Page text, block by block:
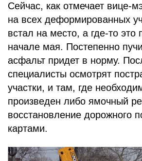
Сейчас, как отмечает вице-
на всех деформированных
встал на место, а где-то это
начале мая. Постепенно
асфальт придет в норму.
специалисты осмотрят
участки, и там, где
произведен либо ямочный
восстановление дорожного
картами.